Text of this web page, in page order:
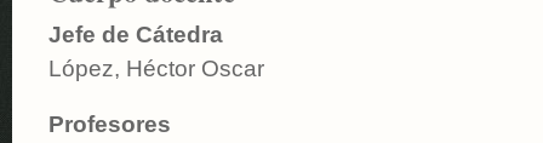
Jefe de Cátedra
López, Héctor Oscar
Profesores